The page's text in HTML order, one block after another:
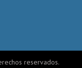
reservados.